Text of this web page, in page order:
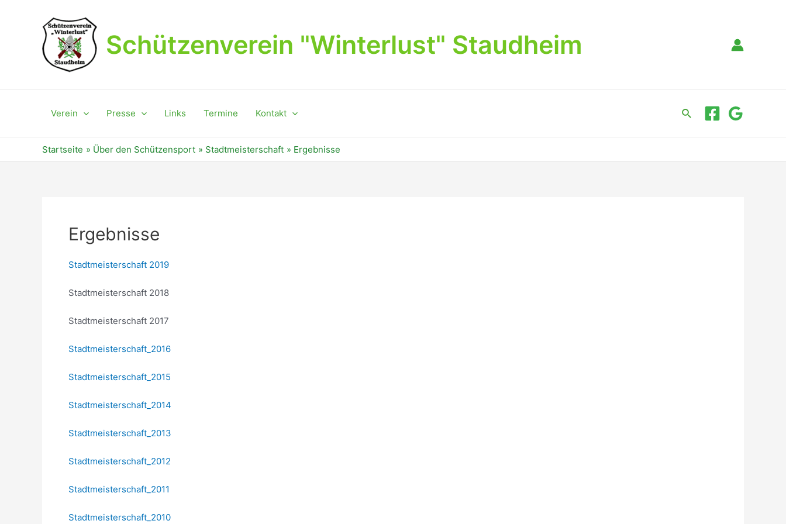
Schützenverein "Winterlust" Staudheim
Verein Presse Links Termine Kontakt Suche
Startseite Über den Schützensport Stadtmeisterschaft Ergebnisse
Ergebnisse
Stadtmeisterschaft 2019
Stadtmeisterschaft 2018
Stadtmeisterschaft 2017
Stadtmeisterschaft_2016
Stadtmeisterschaft_2015
Stadtmeisterschaft_2014
Stadtmeisterschaft_2013
Stadtmeisterschaft_2012
Stadtmeisterschaft_2011
Stadtmeisterschaft_2010